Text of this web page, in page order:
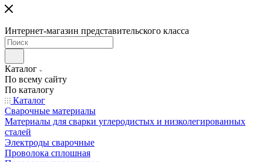
Интернет-магазин представительского класса
Каталог
По всему сайту
По каталогу
Каталог
Сварочные материалы
Материалы для сварки углеродистых и низколегированных
сталей
Электроды сварочные
Проволока сплошная